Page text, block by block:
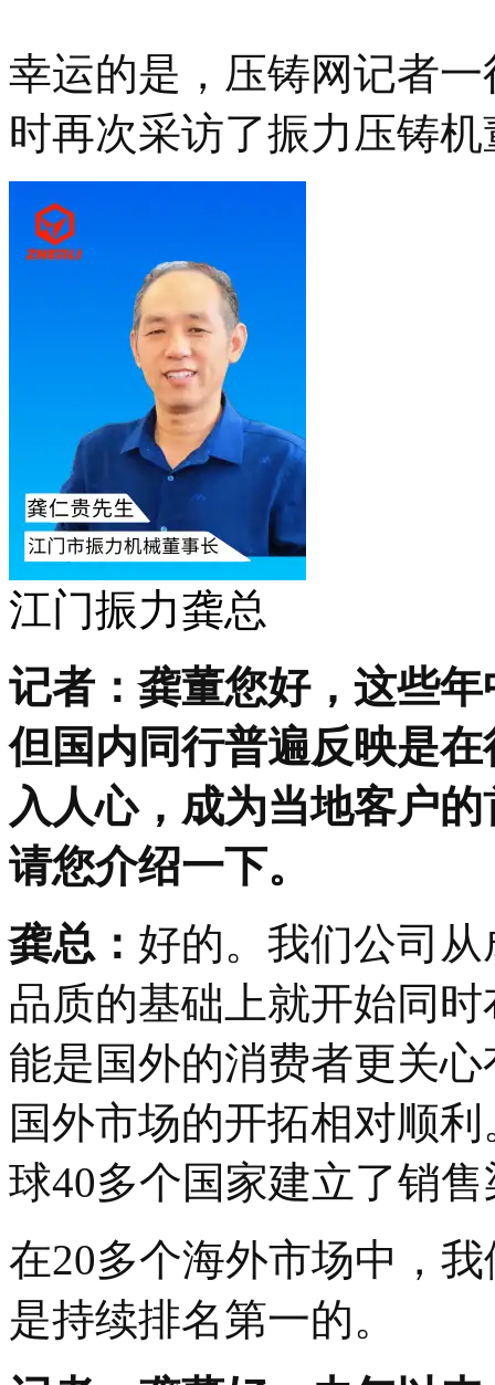
幸运的是，压铸网记者
时再次采访了振力压铸
江门振力龚总
记者：龚董您好，这些
但国内同行普遍反映是
入人心，成为当地客户
请您介绍一下。
龚总： 好的。我们公司
品质的基础上就开始同
能是国外的消费者更关
国外市场的开拓相对顺
球40多个国家建立了销
在20多个海外市场中，
是持续排名第一的。